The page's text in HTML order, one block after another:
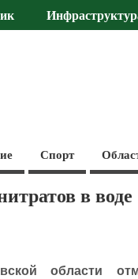
Спорт
в воде
области